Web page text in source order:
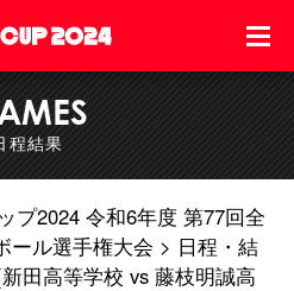
程結果
プ2024 令和6年度 第77回全
ール選手権大会
日程・結
田高等学校 vs 藤枝明誠高